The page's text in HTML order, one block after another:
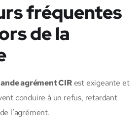
fréquentes
de la
agrément CIRest exigeante et
conduire à un refus, retardant
l’agrément.